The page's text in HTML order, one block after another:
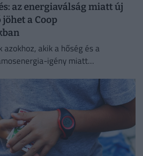
az energiaválság miatt új
a Coop
azokhoz, akik a hőség és a
igény miatt